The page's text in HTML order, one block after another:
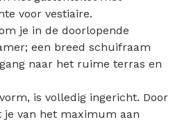
voor vestiaire.
je in de doorlopende
een breed schuifraam
naar het ruime terras en
is volledig ingericht. Door
je van het maximum aan